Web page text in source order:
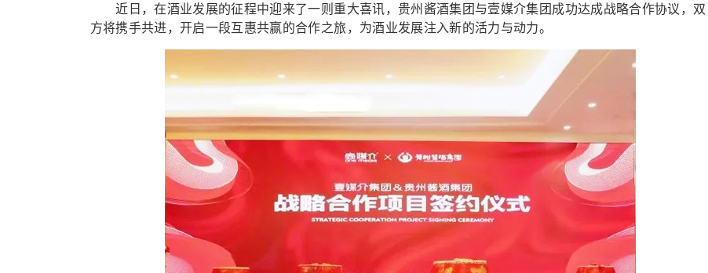
近日，在酒业发展的征程中迎来了一则重大喜讯，贵州酱酒集团与壹媒介集团成功达成战略合作协议，双
方将携手共进，开启一段互惠共赢的合作之旅，为酒业发展注入新的活力与动力。